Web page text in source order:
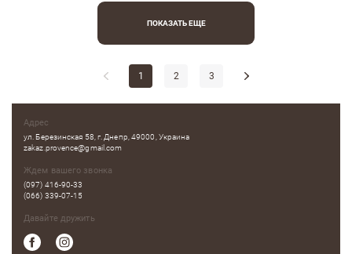
ПОКАЗАТЬ ЕЩЕ
1 2 3
Адрес
ул. Березинская 58, г. Днепр, 49000, Украина
zakaz.provence@gmail.com
Ждем вашего звонка
(097) 416-90-33
(066) 339-07-15
Давайте дружить